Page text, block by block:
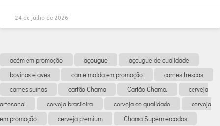
24 de julho de 2026
acém em promoção açougue
açougue de qualidade
bovinas e aves
carne moída em promoção
carnes frescas
carnes suínas
cartão Chama Cartão Chama.
cerveja
artesanal
cerveja brasileira cerveja de qualidade
cerveja
em promoção
cerveja premium
Chama Supermercados